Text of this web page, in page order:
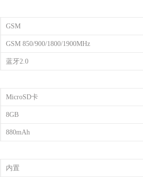
GSM
GSM 850/900/1800/1900MHz
蓝牙2.0
MicroSD卡
8GB
880mAh
内置